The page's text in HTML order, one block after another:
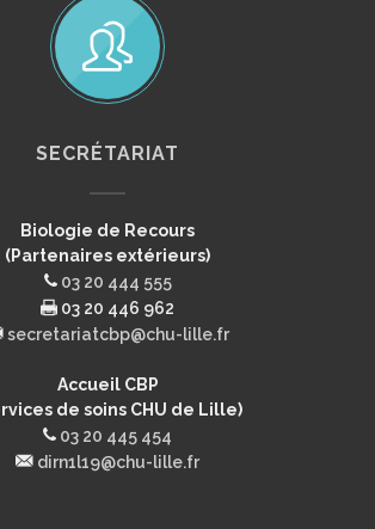
SECRÉTARIAT
Biologie de Recours
(Partenaires extérieurs)
03 20 444 555
03 20 446 962
secretariatcbp@chu-lille.fr
Accueil CBP
de soins CHU de Lille)
03 20 445 454
dirn1l19@chu-lille.fr